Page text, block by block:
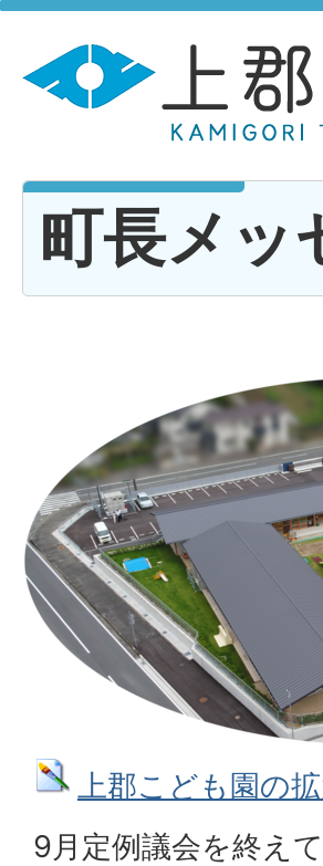
町長メ
上郡こども園の
9月定例議会を終えて